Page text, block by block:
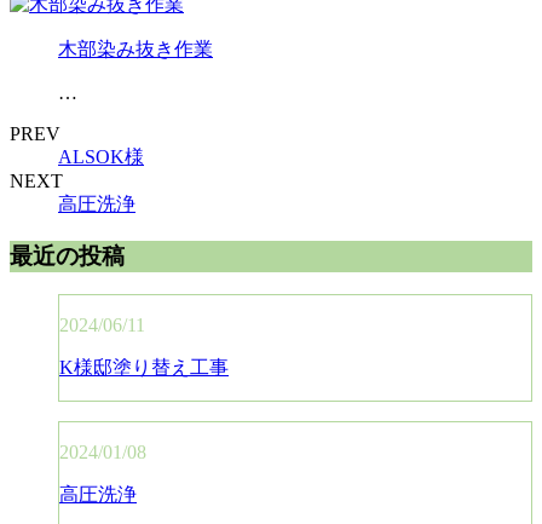
木部染み抜き作業
…
PREV
ALSOK様
NEXT
高圧洗浄
最近の投稿
2024/06/11
K様邸塗り替え工事
2024/01/08
高圧洗浄